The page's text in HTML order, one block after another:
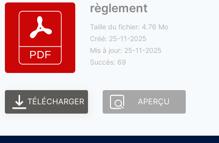
règlement
Taille du fichier: 4.76 Mo
Créé: 25-11-2025
Mis à jour: 25-11-2025
Succès: 69
TÉLÉCHARGER APERÇU